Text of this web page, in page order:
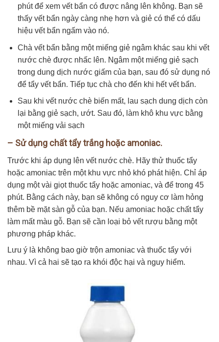
phút để xem vết bẩn có được nâng lên không. Bạn sẽ
thấy vết bẩn ngày càng nhẹ hơn và giẻ có thể có dấu
hiệu vết bẩn ngấm vào nó.
Chà vết bẩn bằng một miếng giẻ ngâm khác sau khi vết
nước chè được nhấc lên. Ngâm một miếng giẻ sạch
trong dung dịch nước giấm của bạn, sau đó sử dụng nó
để tẩy vết bẩn. Tiếp tục chà cho đến khi hết vết bẩn.
Sau khi vết nước chè biến mất, lau sạch dung dịch còn
lại bằng giẻ sạch, ướt. Sau đó, làm khô khu vực bằng
một miếng vải sạch
– Sử dụng chất tẩy trắng hoặc amoniac.
Trước khi áp dụng lên vết nước chè. Hãy thử thuốc tẩy
hoặc amoniac trên một khu vực nhỏ khó phát hiện. Chỉ áp
dụng một vài giọt thuốc tẩy hoặc amoniac, và để trong 45
phút. Bằng cách này, bạn sẽ không có nguy cơ làm hỏng
thêm bề mặt sàn gỗ của bạn. Nếu amoniac hoặc chất tẩy
làm mất màu gỗ. Bạn sẽ cần loại bỏ vết rượu bằng một
phương pháp khác.
Lưu ý là không bao giờ trộn amoniac và thuốc tẩy với
nhau. Vì cả hai sẽ tạo ra khói độc hại và nguy hiểm.